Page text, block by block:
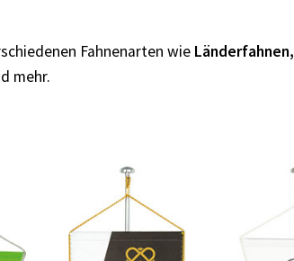
Fahnenarten wie Länderfahnen,
mehr.